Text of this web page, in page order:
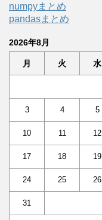
numpyまとめ
pandasまとめ
2026年8月
月 火 水
3 4 5
10 11 12
17 18 19
24 25 26
31